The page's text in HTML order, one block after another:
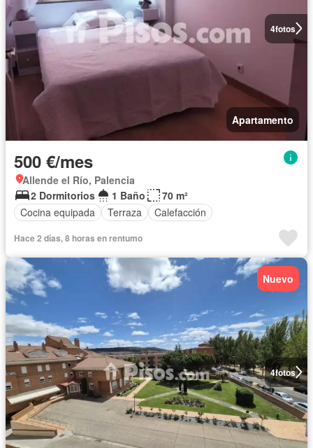
4fotos
Apartamento
500 €/mes
Allende el Río, Palencia
2 Dormitorios
1 Baño
70 m²
Cocina equipada
Terraza Calefacción
Hace 2 días, 8 horas en rentumo
4fotos
Nuevo